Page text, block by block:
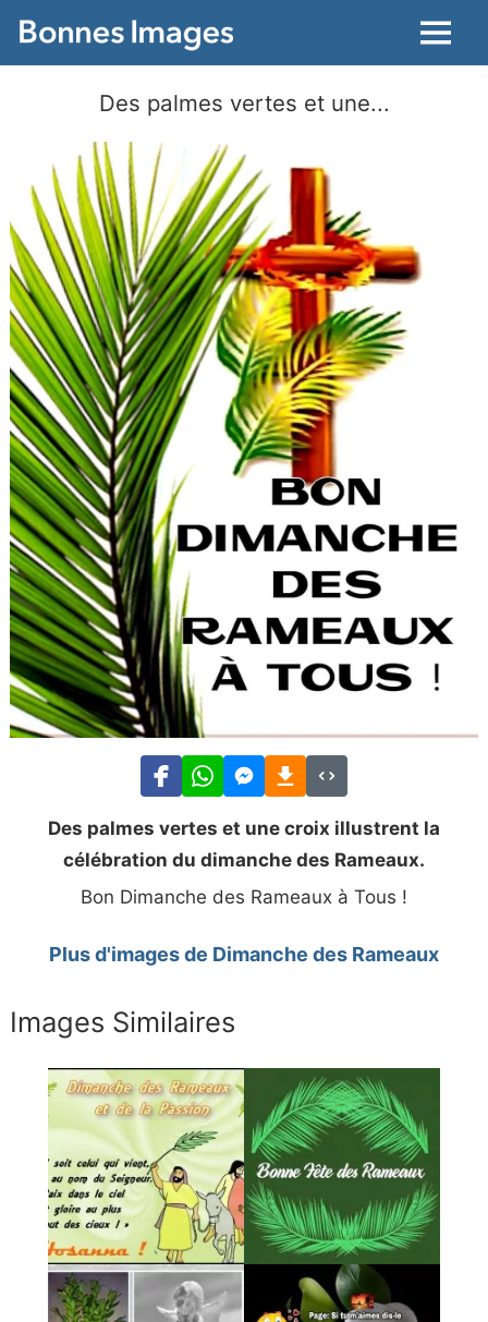
Menu
Des palmes vertes et une...
Des palmes vertes et une croix illustrent la
célébration du dimanche des Rameaux.
Bon Dimanche des Rameaux à Tous !
Plus d'images de Dimanche des Rameaux
Images Similaires